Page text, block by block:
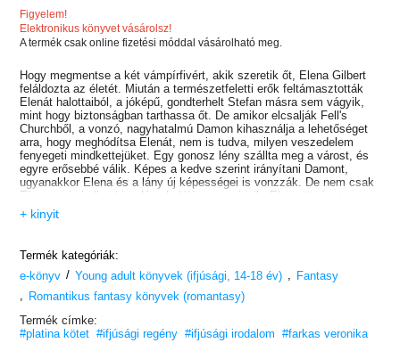
Figyelem!
Elektronikus könyvet vásárolsz!
A termék csak online fizetési móddal vásárolható meg.
Hogy megmentse a két vámpírfivért, akik szeretik őt, Elena Gilbert
feláldozta az életét. Miután a természetfeletti erők feltámasztották
Elenát halottaiból, a jóképű, gondterhelt Stefan másra sem vágyik,
mint hogy biztonságban tarthassa őt. De amikor elcsalják Fell's
Churchből, a vonzó, nagyhatalmú Damon kihasználja a lehetőséget
arra, hogy meghódítsa Elenát, nem is tudva, milyen veszedelem
fenyegeti mindkettejüket. Egy gonosz lény szállta meg a várost, és
egyre erősebbé válik. Képes a kedve szerint irányítani Damont,
ugyanakkor Elena és a lány új képességei is vonzzák. De nem csak
Elena ereje kell neki: a lány halálára szomjazik. Elena története
folytatódik.
„Briliáns visszatérés, még sötétebb és lenyűgözőbb, mint az előző
következő részig”
mély jellemábrázolás és karakterfejlődés”
kötetben több a természetfeletti jelenség, mint az előzőekben, de
ugyanazok a szerethető karakterek szerepelnek benne”
„Ezerszer jobb a televíziós sorozatnál”– Jill Christensen Egy szó:
egyre borzongatóbb
+ kinyit
Termék kategóriák:
e-könyv / Young adult könyvek (ifjúsági, 14-18 év)
Fantasy
Romantikus fantasy könyvek (romantasy)
Termék címke:
#platina kötet #ifjúsági regény #ifjúsági irodalom
#farkas veronika